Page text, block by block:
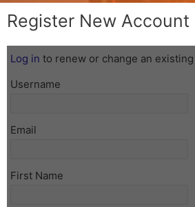
Register New Account
Log in to renew or change an
Username
Email
First Name